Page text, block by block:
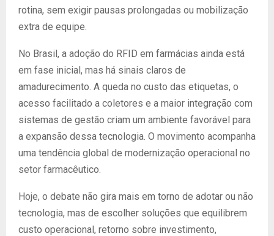
rotina, sem exigir pausas prolongadas ou mobilização
extra de equipe.
No Brasil, a adoção do RFID em farmácias ainda está
em fase inicial, mas há sinais claros de
amadurecimento. A queda no custo das etiquetas, o
acesso facilitado a coletores e a maior integração com
sistemas de gestão criam um ambiente favorável para
a expansão dessa tecnologia. O movimento acompanha
uma tendência global de modernização operacional no
setor farmacêutico.
Hoje, o debate não gira mais em torno de adotar ou não
tecnologia, mas de escolher soluções que equilibrem
custo operacional, retorno sobre investimento,